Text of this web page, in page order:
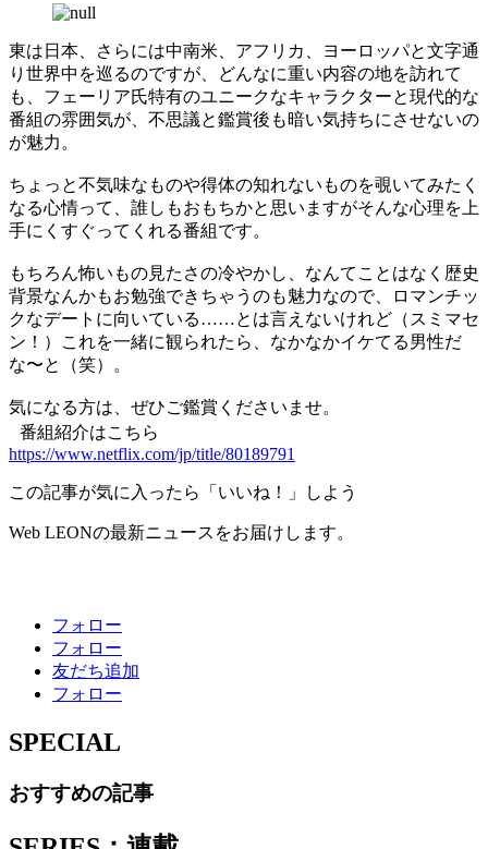
東は日本、さらには中南米、アフリカ、ヨーロッパと文字通
り世界中を巡るのですが、どんなに重い内容の地を訪れて
も、フェーリア氏特有のユニークなキャラクターと現代的な
番組の雰囲気が、不思議と鑑賞後も暗い気持ちにさせないの
が魅力。
ちょっと不気味なものや得体の知れないものを覗いてみたく
なる心情って、誰しもおもちかと思いますがそんな心理を上
手にくすぐってくれる番組です。
もちろん怖いもの見たさの冷やかし、なんてことはなく歴史
背景なんかもお勉強できちゃうのも魅力なので、ロマンチッ
クなデートに向いている……とは言えないけれど（スミマセ
ン！）これを一緒に観られたら、なかなかイケてる男性だ
な〜と（笑）。
気になる方は、ぜひご鑑賞くださいませ。
番組紹介はこちら
https://www.netflix.com/jp/title/80189791
この記事が気に入ったら「いいね！」しよう
Web LEONの最新ニュースをお届けします。
フォロー
フォロー
友だち追加
フォロー
SPECIAL
おすすめの記事